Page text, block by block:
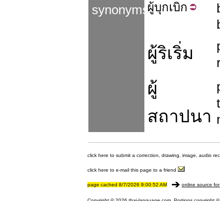
synonymsผู้บุกเบิก
ผู้ริเริ่ม
ผู้
สถาปนา
click here to submit a correction, drawing, image, audio
click here to e-mail this page to a friend
page cached 8/7/2026 9:00:52 AM online source